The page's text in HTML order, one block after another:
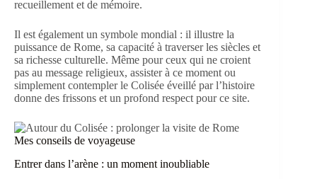
recueillement et de mémoire.
Il est également un symbole mondial : il illustre la
puissance de Rome, sa capacité à traverser les siècles et
sa richesse culturelle. Même pour ceux qui ne croient
pas au message religieux, assister à ce moment ou
simplement contempler le Colisée éveillé par l’histoire
donne des frissons et un profond respect pour ce site.
Mes conseils de voyageuse
Entrer dans l’arène : un moment inoubliable